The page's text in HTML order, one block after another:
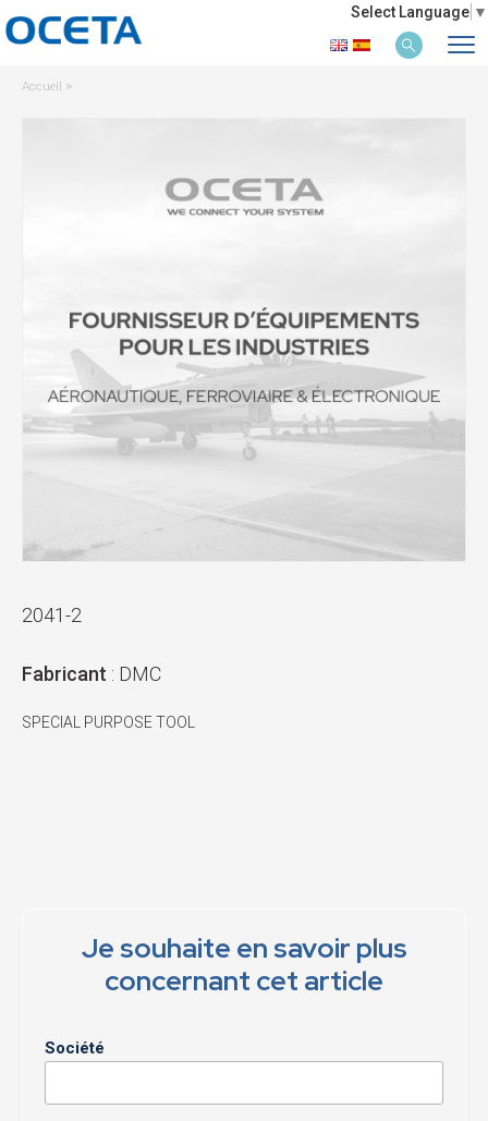
Select Language ▼
Accueil >
2041-2
Fabricant : DMC
SPECIAL PURPOSE TOOL
Je souhaite en savoir plus
concernant cet article
Société